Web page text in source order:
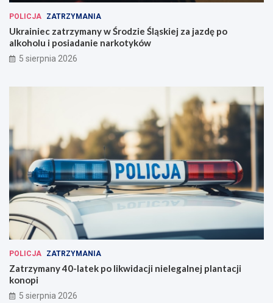
POLICJA ZATRZYMANIA
Ukrainiec zatrzymany w Środzie Śląskiej za jazdę po
alkoholu i posiadanie narkotyków
5 sierpnia 2026
POLICJA ZATRZYMANIA
Zatrzymany 40-latek po likwidacji nielegalnej plantacji
konopi
5 sierpnia 2026